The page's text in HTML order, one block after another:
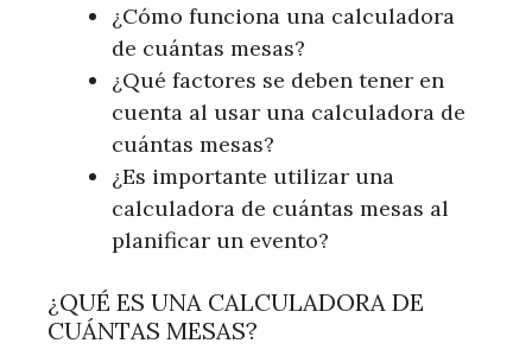
¿Cómo funciona una calculadora
de cuántas mesas?
¿Qué factores se deben tener en
cuenta al usar una calculadora de
cuántas mesas?
¿Es importante utilizar una
calculadora de cuántas mesas al
planificar un evento?
¿QUÉ ES UNA CALCULADORA DE
CUÁNTAS MESAS?